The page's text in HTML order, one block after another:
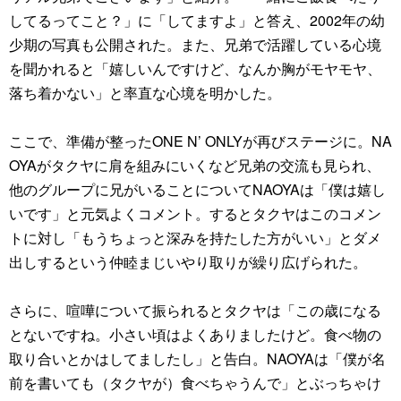
してるってこと？」に「してますよ」と答え、2002年の幼
少期の写真も公開された。また、兄弟で活躍している心境
を聞かれると「嬉しいんですけど、なんか胸がモヤモヤ、
落ち着かない」と率直な心境を明かした。
ここで、準備が整ったONE N’ ONLYが再びステージに。NA
OYAがタクヤに肩を組みにいくなど兄弟の交流も見られ、
他のグループに兄がいることについてNAOYAは「僕は嬉し
いです」と元気よくコメント。するとタクヤはこのコメン
トに対し「もうちょっと深みを持たした方がいい」とダメ
出しするという仲睦まじいやり取りが繰り広げられた。
さらに、喧嘩について振られるとタクヤは「この歳になる
とないですね。小さい頃はよくありましたけど。食べ物の
取り合いとかはしてましたし」と告白。NAOYAは「僕が名
前を書いても（タクヤが）食べちゃうんで」とぶっちゃけ